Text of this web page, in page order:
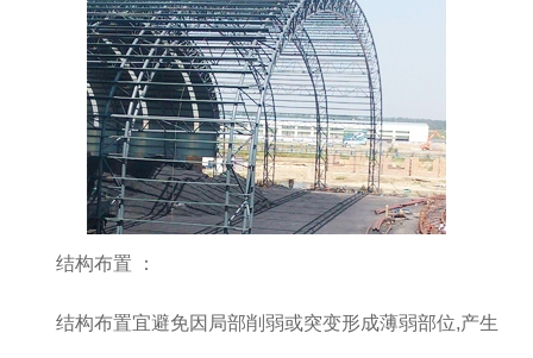
结构布置 ：
结构布置宜避免因局部削弱或突变形成薄弱部位,产生